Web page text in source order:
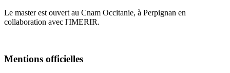
Le master est ouvert au Cnam Occitanie, à Perpignan en
collaboration avec l'IMERIR.
Mentions officielles